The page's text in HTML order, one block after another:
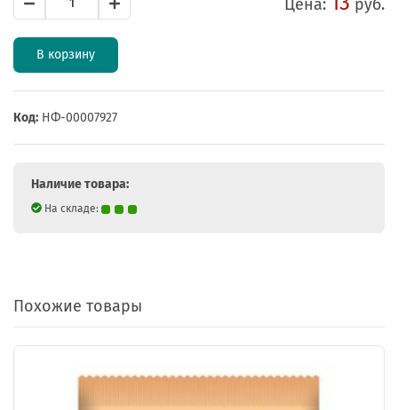
Цена: руб.
В корзину
Код: НФ-00007927
Наличие товара:
На складе:
Похожие товары